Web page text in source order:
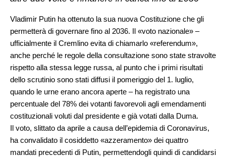
Vladimir Putin ha ottenuto la sua nuova Costituzione che gli
permetterà di governare fino al 2036. Il «voto nazionale» –
ufficialmente il Cremlino evita di chiamarlo «referendum»,
anche perché le regole della consultazione sono state stravolte
rispetto alla stessa legge russa, al punto che i primi risultati
dello scrutinio sono stati diffusi il pomeriggio del 1. luglio,
quando le urne erano ancora aperte – ha registrato una
percentuale del 78% dei votanti favorevoli agli emendamenti
costituzionali voluti dal presidente e già votati dalla Duma.
Il voto, slittato da aprile a causa dell’epidemia di Coronavirus,
ha convalidato il cosiddetto «azzeramento» dei quattro
mandati precedenti di Putin, permettendogli quindi di candidarsi